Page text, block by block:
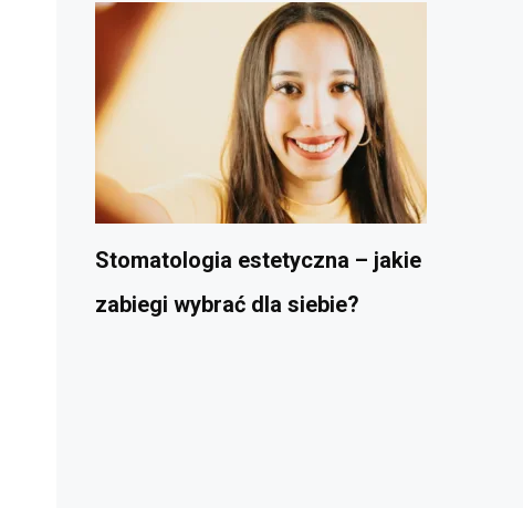
Stomatologia estetyczna – jakie
zabiegi wybrać dla siebie?